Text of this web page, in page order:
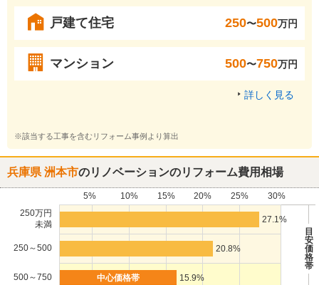
戸建て住宅 250〜500万円
マンション 500〜750万円
詳しく見る
※該当する工事を含むリフォーム事例より算出
兵庫県 洲本市のリノベーションのリフォーム費用相場
5% 10% 15% 20% 25%
30%
250万円
未満
27.1%
目
安
価
格
帯
250～500 20.8%
500～750 15.9%